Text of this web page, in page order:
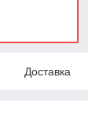
Доставка